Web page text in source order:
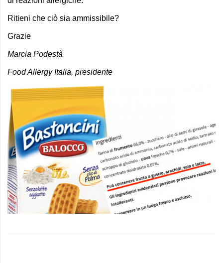
Ritieni che ciò sia ammissibile?
Grazie
Marcia Podestà
Food Allergy Italia, presidente